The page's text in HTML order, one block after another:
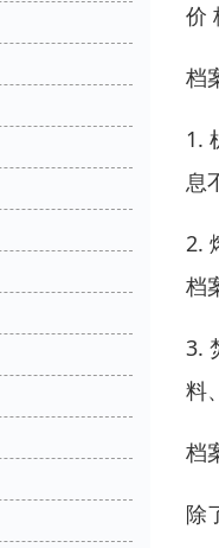
价
档
1.
息
2.
档
3.
料
档
除